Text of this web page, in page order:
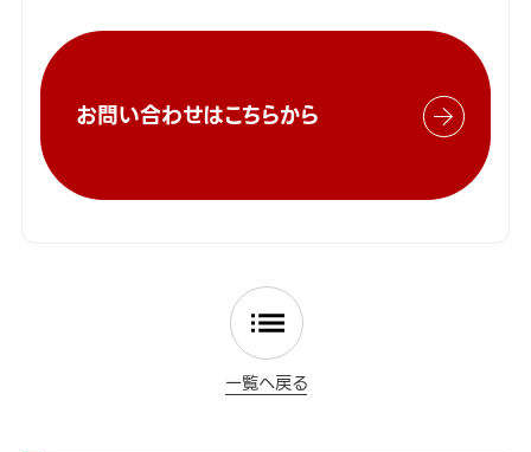
お問い合わせはこちらから
一覧へ戻る